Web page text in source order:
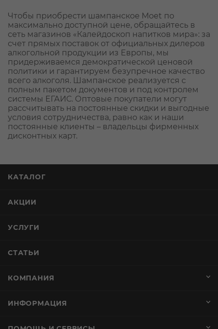
Чтобы приобрести шампанское Moet по
максимально доступной цене, обращайтесь в
сеть магазинов «Калейдоскоп напитков мира»: за
счет прямых поставок от официальных дилеров
алкогольной продукции из Европы, мы
придерживаемся демократической ценовой
политики и гарантируем безупречное качество
всего алкоголя. Шампанское реализуется с
полным пакетом документов и под контролем
системы ЕГАИС. Оптовые покупатели могут
рассчитывать на постоянные скидки и выгодные
условия сотрудничества, равно как и наши
постоянные клиенты – владельцы фирменных
дисконтных карт.
КАТАЛОГ
АКЦИИ
УСЛУГИ
СТАТЬИ
КОМПАНИЯ
ИНФОРМАЦИЯ